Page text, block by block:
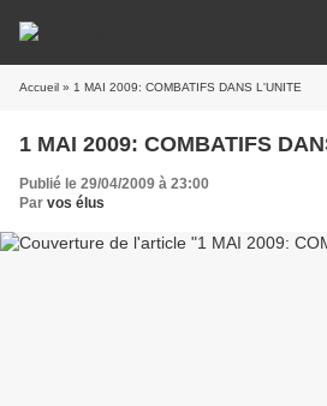
Accueil » 1 MAI 2009: COMBATIFS DANS L'UNITE
1 MAI 2009: COMBATIFS
Publié le 29/04/2009 à 23:00
Par vos élus